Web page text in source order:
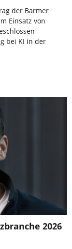
der Barmer
Einsatz von
bei KI in der
2026